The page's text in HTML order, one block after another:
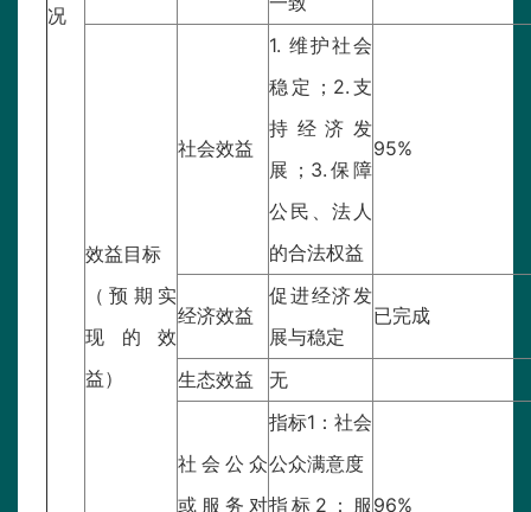
况
效益目标
（预期实
现的效
益）
社会效益
1. 维护社会
稳定；2.支
持经济发
展；3.保障
公民、法人
的合法权益
95%
经济效益
促进经济发
展与稳定
已完成
生态效益 无
社会公众
或服务对
指标1：社会
公众满意度
指标2：服 96%